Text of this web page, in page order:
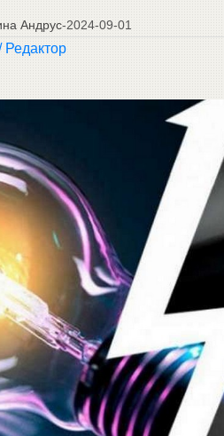
Андрус-2024-09-01
Редактор